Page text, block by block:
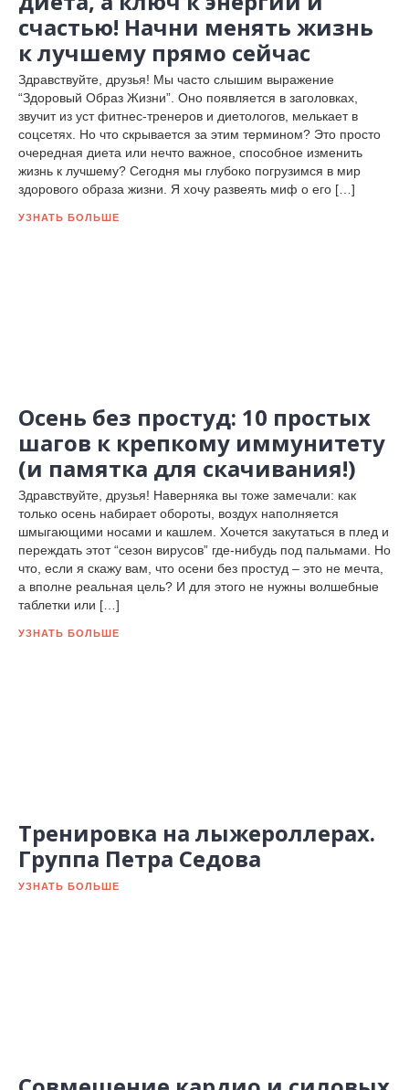
счастью! Начни менять жизнь
к лучшему прямо сейчас
Здравствуйте, друзья! Мы часто слышим выражение
“Здоровый Образ Жизни”. Оно появляется в заголовках,
звучит из уст фитнес-тренеров и диетологов, мелькает в
соцсетях. Но что скрывается за этим термином? Это просто
очередная диета или нечто важное, способное изменить
жизнь к лучшему? Сегодня мы глубоко погрузимся в мир
здорового образа жизни. Я хочу развеять миф о его […]
УЗНАТЬ БОЛЬШЕ
Осень без простуд: 10 простых
шагов к крепкому иммунитету
(и памятка для скачивания!)
Здравствуйте, друзья! Наверняка вы тоже замечали: как
только осень набирает обороты, воздух наполняется
шмыгающими носами и кашлем. Хочется закутаться в плед и
переждать этот “сезон вирусов” где-нибудь под пальмами. Но
что, если я скажу вам, что осени без простуд – это не мечта,
а вполне реальная цель? И для этого не нужны волшебные
таблетки или […]
УЗНАТЬ БОЛЬШЕ
Тренировка на лыжероллерах.
Группа Петра Седова
УЗНАТЬ БОЛЬШЕ